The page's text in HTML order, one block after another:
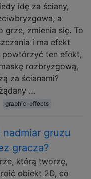
idę za ściany,
a
grze, zmienia się. To
i ma efekt
powtórzyć ten efekt,
rozbryzgową,
za ścianami?
…
graphic-effects
gruzu
gracza?
którą tworzę,
obiekt 2D, co